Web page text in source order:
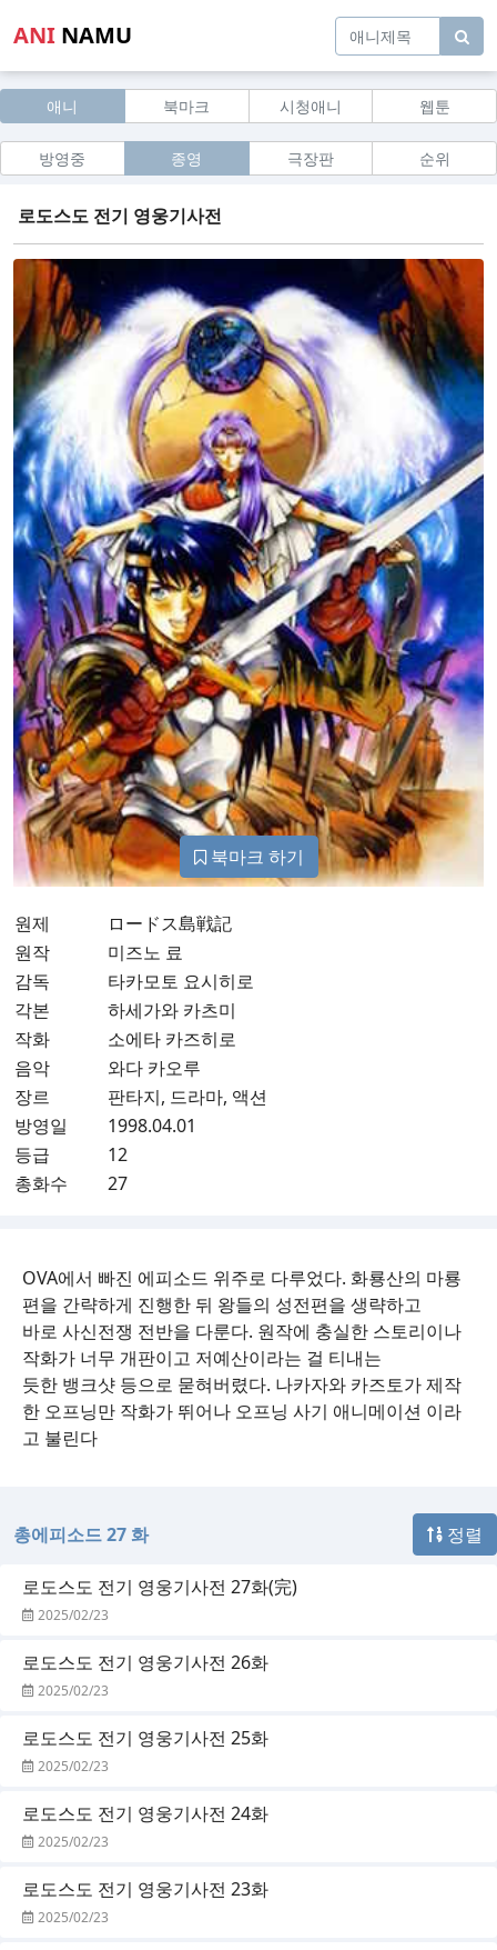
ANI NAMU
애니 북마크 시청애니 웹툰
방영중 종영 극장판 순위
로도스도 전기 영웅기사전
북마크 하기
원제
ロードス島戦記
원작
미즈노 료
감독
타카모토 요시히로
각본
하세가와 카츠미
작화
소에타 카즈히로
음악
와다 카오루
장르
판타지, 드라마, 액션
방영일
1998.04.01
등급
12
총화수
27
OVA에서 빠진 에피소드 위주로 다루었다. 화룡산의 마룡
편을 간략하게 진행한 뒤 왕들의 성전편을 생략하고
바로 사신전쟁 전반을 다룬다. 원작에 충실한 스토리이나
작화가 너무 개판이고 저예산이라는 걸 티내는
듯한 뱅크샷 등으로 묻혀버렸다. 나카자와 카즈토가 제작
한 오프닝만 작화가 뛰어나 오프닝 사기 애니메이션 이라
고 불린다
총에피소드 27 화 정렬
로도스도 전기 영웅기사전 27화(完)
2025/02/23
로도스도 전기 영웅기사전 26화
2025/02/23
로도스도 전기 영웅기사전 25화
2025/02/23
로도스도 전기 영웅기사전 24화
2025/02/23
로도스도 전기 영웅기사전 23화
2025/02/23